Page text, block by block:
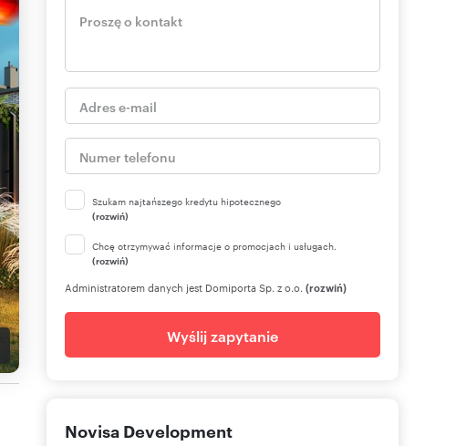
Szukam najtańszego kredytu hipotecznego
(rozwiń)
Chcę otrzymywać informacje o promocjach i usługach.
(rozwiń)
Administratorem danych jest Domiporta Sp. z o.o. (rozwiń)
Wyślij zapytanie
Novisa Development